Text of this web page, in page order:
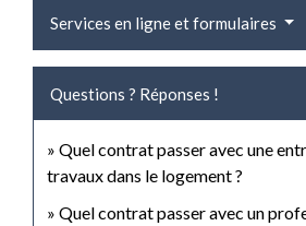
Services en ligne et formulaires
Questions ? Réponses !
Quel contrat passer avec une
travaux dans le logement ?
Quel contrat passer avec un